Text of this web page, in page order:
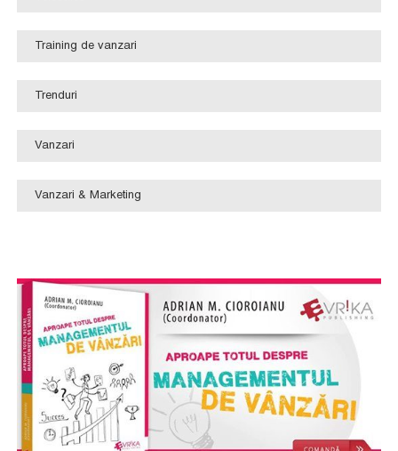
Training de vanzari
Trenduri
Vanzari
Vanzari & Marketing